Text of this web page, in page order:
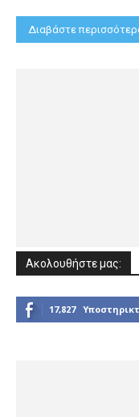
Διαβάστε
Ακολουθήστε μας:
17,827